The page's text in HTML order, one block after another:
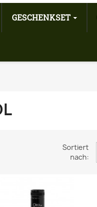
GESCHENKSET
Sortiert
nach: